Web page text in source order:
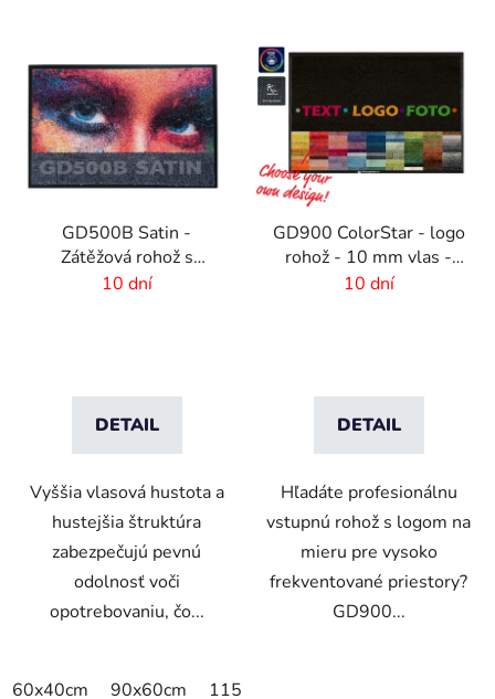
GD500B Satin -
Zátěžová rohož s
digitálnou potlačou a
10 dní
DETAIL
Vyššia vlasová hustota a
hustejšia štruktúra
zabezpečujú pevnú
odolnosť voči
opotrebovaniu, čo...
60x40cm 90x60cm 115x115cm
GD900 ColorStar - logo
rohož - 10 mm vlas -
rozmer na mieru
10 dní
DETAIL
Hľadáte profesionálnu
vstupnú rohož s logom na
mieru pre vysoko
frekventované priestory?
GD900...